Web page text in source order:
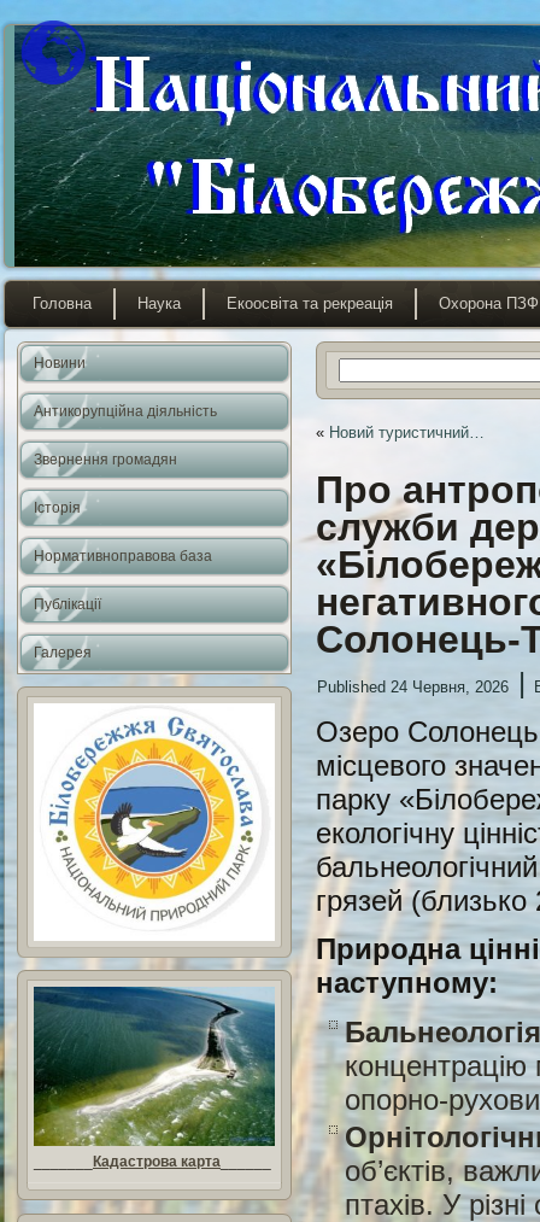
Головна Наука Екоосвіта та рекреація Охорона ПЗФ
Новини
Антикорупційна діяльність
Звернення громадян
Історія
Нормативноправова база
Публікації
Галерея
Кадастрова карта
« Новий туристичний…
Про
служби
Солонець-
Published 24 Червня, 2026 |
Озеро
місцевого
парку
екологічну
грязей
Природна
наступному:
концентрацію
опорно-
об’єктів,
птахів. У